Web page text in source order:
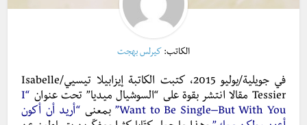
الكاتب: كيرلس بهجت
في جويلية/يوليو 2015، كتبت الكاتبة إيزابيلا تيسيي/Isabelle
Tessier مقالا انتشر بقوة على “السوشيال ميديا” تحت عنوان
“I
Want to Be Single–But With You” بمعنى “أريد أن أكون